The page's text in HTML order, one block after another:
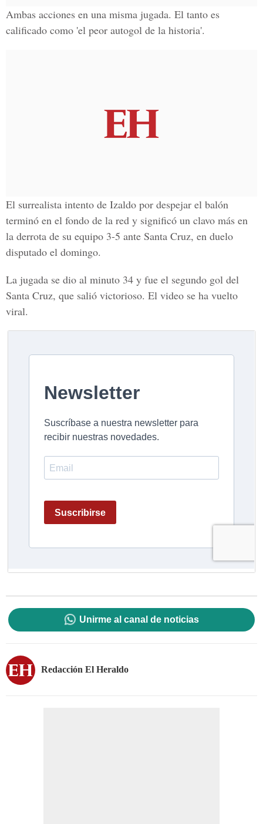
Ambas acciones en una misma jugada. El tanto es
calificado como 'el peor autogol de la historia'.
El surrealista intento de Izaldo por despejar el balón
terminó en el fondo de la red y significó un clavo más en
la derrota de su equipo 3-5 ante Santa Cruz, en duelo
disputado el domingo.
La jugada se dio al minuto 34 y fue el segundo gol del
Santa Cruz, que salió victorioso. El video se ha vuelto
viral.
Unirme al canal de noticias
Redacción El Heraldo